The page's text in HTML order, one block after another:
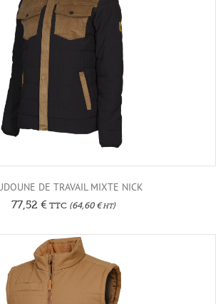
DE TRAVAIL MIXTE NICK
77,52 € TTC (64,60 €HT)